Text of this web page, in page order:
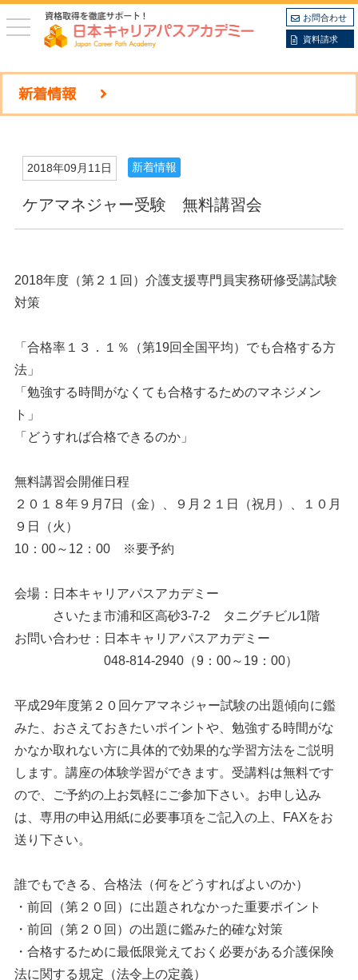
toggle
navigation
お問合わせ
資料請求
新着情報
2018年09月11日 新着情報
ケアマネジャー受験 無料講習会
2018年度（第２１回）介護支援専門員実務研修受講試験
対策
「合格率１３．１％（第19回全国平均）でも合格する方
法」
「勉強する時間がなくても合格するためのマネジメン
ト」
「どうすれば合格できるのか」
無料講習会開催日程
２０１８年９月7日（金）、９月２１日（祝月）、１０月
９日（火）
10：00～12：00 ※要予約
会場：日本キャリアパスアカデミー
さいたま市浦和区高砂3-7-2 タニグチビル1階
お問い合わせ：日本キャリアパスアカデミー
048-814-2940（9：00～19：00）
平成29年度第２０回ケアマネジャー試験の出題傾向に鑑
みた、おさえておきたいポイントや、勉強する時間がな
かなか取れない方に具体的で効果的な学習方法をご説明
します。講座の体験学習ができます。受講料は無料です
ので、ご予約の上お気軽にご参加下さい。お申し込み
は、専用の申込用紙に必要事項をご記入の上、FAXをお
送り下さい。
誰でもできる、合格法（何をどうすればよいのか）
・前回（第２０回）に出題されなかった重要ポイント
・前回（第２０回）の出題に鑑みた的確な対策
・合格するために最低限覚えておく必要がある介護保険
法に関する規定（法令上の定義）